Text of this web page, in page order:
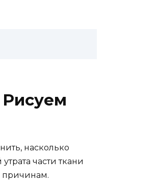
насколько
части ткани
причинам.